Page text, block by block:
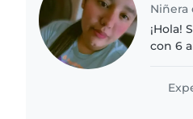
Niñera
¡Hola!
con 6